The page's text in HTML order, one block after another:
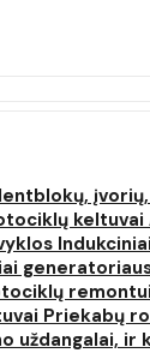
keltuvai
remontui
Priekabų
uždangalai, ir